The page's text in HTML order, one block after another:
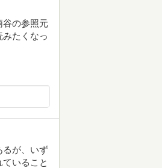
谷の参照元
たくなっ
るが、いず
いること